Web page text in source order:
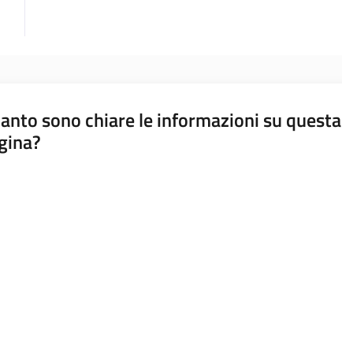
sono chiare le informazioni su questa